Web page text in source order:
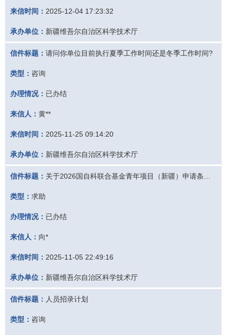
来信时间： 2025-12-04 17:23:32
承办单位： 新疆维吾尔自治区科学技术厅
信件标题： 请问你单位目前执行夏季工作时间还是冬季工作时间?
类型： 咨询
办理情况： 已办结
来信人： 黄**
来信时间： 2025-11-25 09:14:20
承办单位： 新疆维吾尔自治区科学技术厅
信件标题：
类型： 求助
办理情况： 已办结
来信人： 向*
来信时间： 2025-11-05 22:49:16
承办单位： 新疆维吾尔自治区科学技术厅
信件标题： 人员招录计划
类型： 咨询